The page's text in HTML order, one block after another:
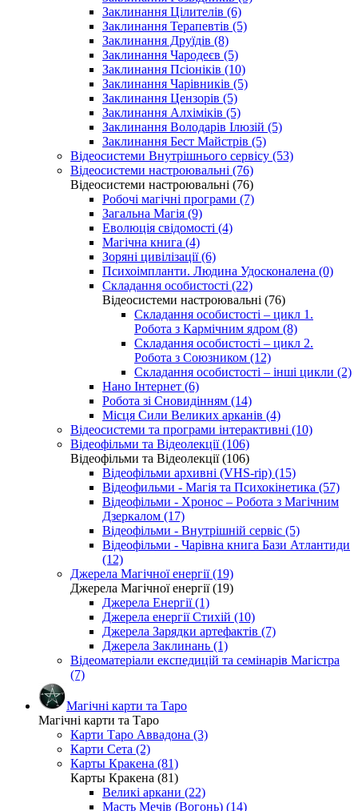
Заклинання Цілителів (6)
Заклинання Терапевтів (5)
Заклинання Друїдів (8)
Заклинання Чародеєв (5)
Заклинання Псіоніків (10)
Заклинання Чарівників (5)
Заклинання Цензорів (5)
Заклинання Алхіміків (5)
Заклинання Володарів Ілюзій (5)
Заклинання Бест Майстрів (5)
Відеосистеми Внутрішнього сервісу (53)
Відеосистеми настроювальні (76)
Відеосистеми настроювальні (76)
Робочі магічні програми (7)
Загальна Магія (9)
Еволюція свідомості (4)
Магічна книга (4)
Зоряні цивілізації (6)
Психоімпланти. Людина Удосконалена (0)
Складання особистості (22)
Відеосистеми настроювальні (76)
Складання особистості – цикл 1.
Робота з Кармічним ядром (8)
Складання особистості – цикл 2.
Робота з Союзником (12)
Складання особистості – інші цикли (2)
Нано Інтернет (6)
Робота зі Сновидінням (14)
Місця Сили Великих арканів (4)
Відеосистеми та програми інтерактивні (10)
Відеофільми та Відеолекції (106)
Відеофільми та Відеолекції (106)
Відеофільми архивні (VHS-rip) (15)
Відеофильми - Магія та Психокінетика (57)
Відеофільми - Хронос – Робота з Магічним
Дзеркалом (17)
Відеофільми - Внутрішній сервіс (5)
Відеофільми - Чарівна книга Бази Атлантиди
(12)
Джерела Магічної енергії (19)
Джерела Магічної енергії (19)
Джерела Енергії (1)
Джерела енергії Стихій (10)
Джерела Зарядки артефактів (7)
Джерела Заклинань (1)
Відеоматеріали експедицій та семінарів Магістра
(7)
Магічні карти та Таро
Магічні карти та Таро
Карти Таро Аввадона (3)
Карти Сета (2)
Карты Кракена (81)
Карты Кракена (81)
Великі аркани (22)
Масть Мечів (Вогонь) (14)